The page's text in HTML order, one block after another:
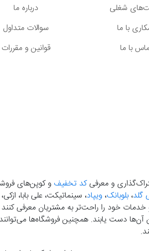
شغلی
با ما
با ما
درباره ما
سوالات متداول
قوانین و مقررات
و معرفیکد تخفیفو کوپن‌های
گلد، بلوبانک، ویپاد، سینماتیکت، علی بابا،
خود را راحت‌تر به مشتریان معرفی کنند
دست‌ یابند. همچنین فروشگاه‌ها